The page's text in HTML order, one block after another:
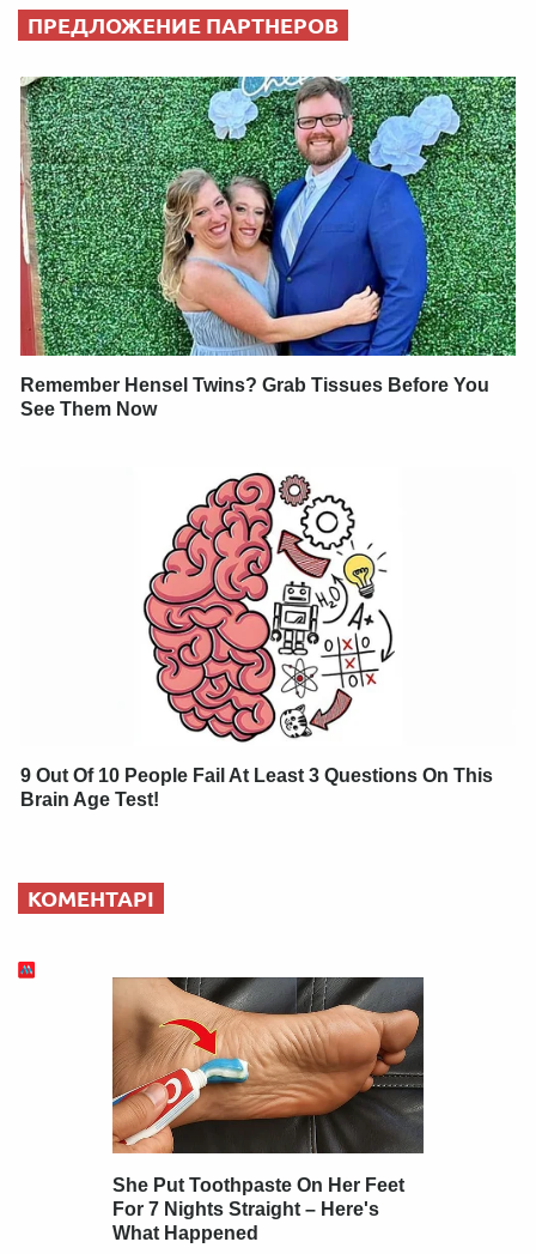
ПРЕДЛОЖЕНИЕ ПАРТНЕРОВ
Remember Hensel Twins? Grab Tissues Before You
See Them Now
9 Out Of 10 People Fail At Least 3 Questions On This
Brain Age Test!
КОМЕНТАРІ